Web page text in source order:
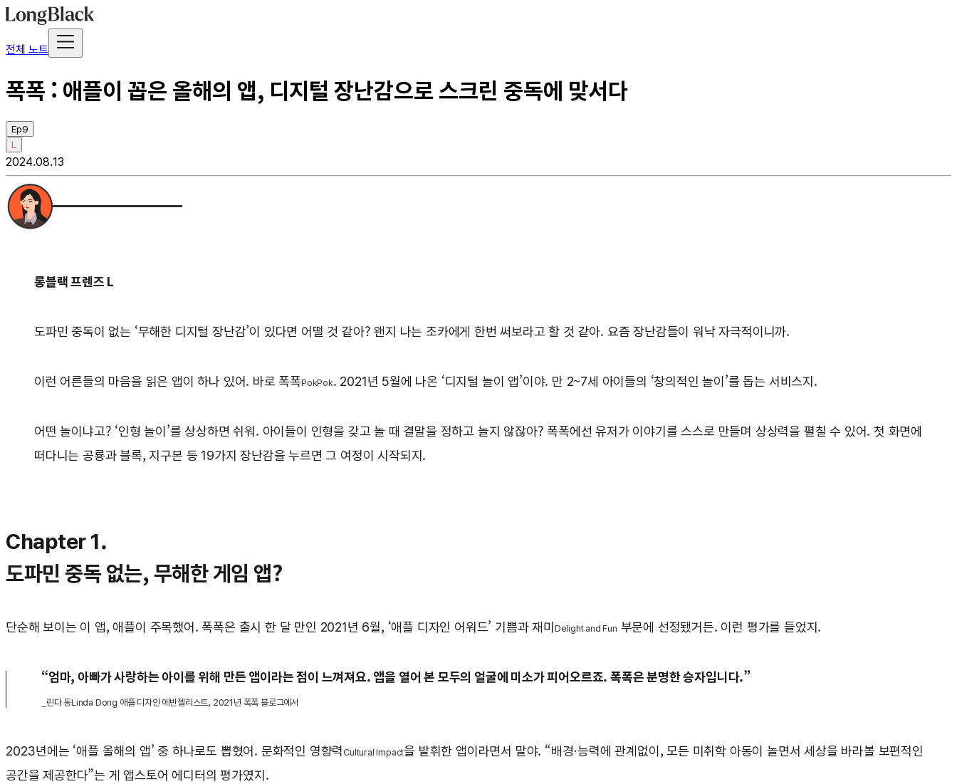
전체 노트
폭폭 : 애플이 꼽은 올해의 앱, 디지털 장난감으로 스크린 중독에 맞서다
Ep9
L
2024.08.13
롱블랙 프렌즈 L
도파민 중독이 없는 ‘무해한 디지털 장난감’이 있다면 어떨 것 같아? 왠지 나는 조카에게 한번 써보라고 할 것 같아. 요즘 장난감들이 워낙 자극적이니까.
이런 어른들의 마음을 읽은 앱이 하나 있어. 바로 폭폭PokPok. 2021년 5월에 나온 ‘디지털 놀이 앱’이야. 만 2~7세 아이들의 ‘창의적인 놀이’를 돕는 서비스지.
어떤 놀이냐고? ‘인형 놀이’를 상상하면 쉬워. 아이들이 인형을 갖고 놀 때 결말을 정하고 놀지 않잖아? 폭폭에선 유저가 이야기를 스스로 만들며 상상력을 펼칠 수 있어. 첫 화면에
떠다니는 공룡과 블록, 지구본 등 19가지 장난감을 누르면 그 여정이 시작되지.
Chapter 1.
도파민 중독 없는, 무해한 게임 앱?
단순해 보이는 이 앱, 애플이 주목했어. 폭폭은 출시 한 달 만인 2021년 6월, ‘애플 디자인 어워드’ 기쁨과 재미 Delight and Fun 부문에 선정됐거든. 이런 평가를 들었지.
“엄마, 아빠가 사랑하는 아이를 위해 만든 앱이라는 점이 느껴져요. 앱을 열어 본 모두의 얼굴에 미소가 피어오르죠. 폭폭은 분명한 승자입니다.”
_린다 동Linda Dong 애플 디자인 에반젤리스트, 2021년 폭폭 블로그에서
2023년에는 ‘애플 올해의 앱’ 중 하나로도 뽑혔어. 문화적인 영향력Cultural Impact을 발휘한 앱이라면서 말야. “배경·능력에 관계없이, 모든 미취학 아동이 놀면서 세상을 바라볼 보편적인
공간을 제공한다”는 게 앱스토어 에디터의 평가였지.